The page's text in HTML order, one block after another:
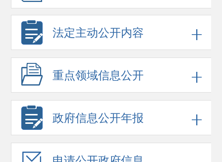
法定主动公开内容
重点领域信息公开
政府信息公开年报